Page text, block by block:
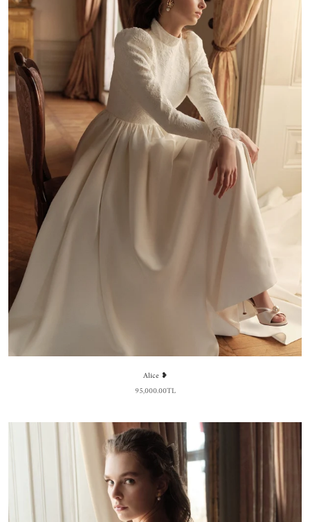
Alice ❥
95,000.00TL